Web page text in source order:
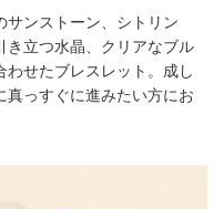
サンストーン、シトリン
き立つ水晶、クリアなブル
せたブレスレット。成し
真っすぐに進みたい方にお